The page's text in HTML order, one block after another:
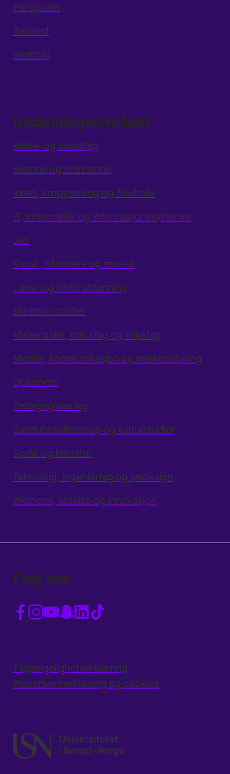
Porsgrunn
Rauland
Vestfold
Utdanningsområder
Helse- og sosialfag
Historie og idéhistorie
Idrett, kroppsøving og friluftsliv
IT, informatikk og informasjonssystemer
Jus
Kunst, håndverk og musikk
Lærer og lektorutdanning
Maritime studier
Matematikk, naturfag og miljøfag
Medier, kommunikasjon og markedsføring
Optometri
Pedagogiske fag
Samfunnsvitenskap og kulturstudier
Språk og litteratur
Teknologi, ingeniørfag og lysdesign
Økonomi, ledelse og innovasjon
Følg oss
Tilgjengelighetserklæring
Personvernerklæring og cookies